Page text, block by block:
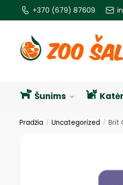
+370 (679) 87609
Šunims
Pradžia / Uncategorized / Brit